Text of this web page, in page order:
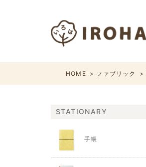
HOME ファブリック
STATIONARY
手帳